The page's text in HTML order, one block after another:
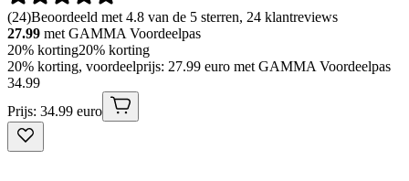
(24)Beoordeeld met 4.8 van de 5 sterren, 24 klantreviews
27.99 met GAMMA Voordeelpas
20% korting20% korting
20% korting, voordeelprijs: 27.99 euro met GAMMA Voordeelpas
34.99
Prijs: 34.99 euro